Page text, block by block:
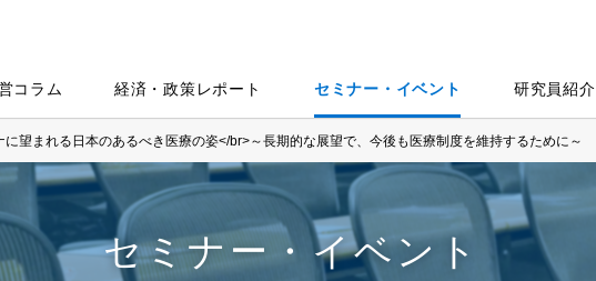
コラム 経済・政策レポート セミナー・イベント 研究員紹介
に望まれる日本のあるべき医療の姿</br>～長期的な展望で、今後も医療制度を維持するために～
セミナー・イベント